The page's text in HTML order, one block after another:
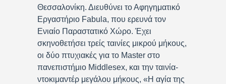
Θεσσαλονίκη. Διευθύνει το Αφηγηματικό
Εργαστήριο Fabula, που ερευνά τον
Ενιαίο Παραστατικό Χώρο. Έχει
σκηνοθετήσει τρείς ταινίες μικρού μήκους,
οι δύο πτυχιακές για το Master στο
πανεπιστήμιο Middlesex, και την ταινία-
ντοκιμαντέρ μεγάλου μήκους, «Η αγία της